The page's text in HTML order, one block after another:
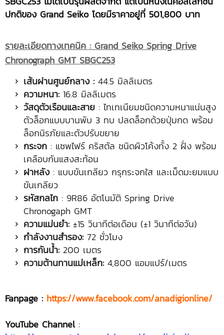
ปกติของ Grand Seiko โดยมีราคาอยู่ที่ 501,800 บาท
รายละเอียดทางเทคนิค : Grand Seiko Spring Drive
Chronograph GMT SBGC253
เส้นผ่านศูนย์กลาง : 44.5 มิลลิเมตร
ความหนา: 16.8 มิลลิเมตร
วัสดุตัวเรือนและสาย : ไทเทเนียมชนิดความหนาแน่นสูง
ตัวล็อกแบบบานพับ 3 ทบ ปลดล็อกด้วยปุ่มกด พร้อม
ล็อกนิรภัยและตัวปรับขยาย
กระจก : แซพไฟร์ คริสตัล ชนิดผิวโค้งทั้ง 2 ฝั่ง พร้อม
เคลือบกันแสงสะท้อน
ฝาหลัง: แบบขันเกลียว กรุกระจกใส และเม็ดมะยมแบบ
ขันเกลียว
รหัสกลไก : 9R86 อัตโนมัติ Spring Drive
Chronogaph GMT
ความแม่นยำ: ±15 วินาทีต่อเดือน (±1 วินาทีต่อวัน)
กำลังงานสำรอง: 72 ชั่วโมง
การกันน้ำ: 200 เมตร
ความต้านทานแม่เหล็ก: 4,800 แอมแปร์/เมตร
Fanpage : https://www.facebook.com/anadigionline/
YouTube Channel :